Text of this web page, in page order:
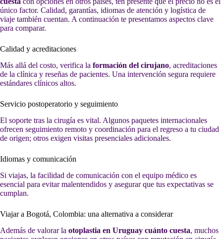
único factor. Calidad, garantías, idiomas de atención y logística de
viaje también cuentan. A continuación te presentamos aspectos clave
para comparar.
Calidad y acreditaciones
Más allá del costo, verifica la formación del cirujano, acreditaciones
de la clínica y reseñas de pacientes. Una intervención segura requiere
estándares clínicos altos.
Servicio postoperatorio y seguimiento
El soporte tras la cirugía es vital. Algunos paquetes internacionales
ofrecen seguimiento remoto y coordinación para el regreso a tu ciudad
de origen; otros exigen visitas presenciales adicionales.
Idiomas y comunicación
Si viajas, la facilidad de comunicación con el equipo médico es
esencial para evitar malentendidos y asegurar que tus expectativas se
cumplan.
Viajar a Bogotá, Colombia: una alternativa a considerar
Además de valorar la otoplastia en Uruguay cuánto cuesta, muchos